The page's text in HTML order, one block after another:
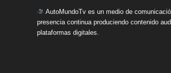
AutoMundoTv es un medio de
presencia continua produciendo contenido
plataformas digitales.